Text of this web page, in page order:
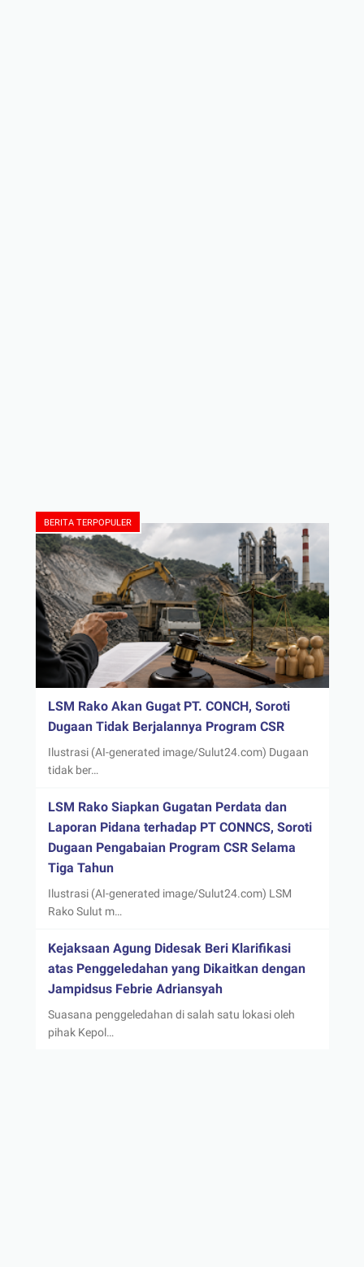
BERITA TERPOPULER
LSM Rako Akan Gugat PT. CONCH, Soroti
Dugaan Tidak Berjalannya Program CSR
Ilustrasi (AI-generated image/Sulut24.com) Dugaan
tidak ber…
LSM Rako Siapkan Gugatan Perdata dan
Laporan Pidana terhadap PT CONNCS, Soroti
Dugaan Pengabaian Program CSR Selama
Tiga Tahun
Ilustrasi (AI-generated image/Sulut24.com) LSM
Rako Sulut m…
Kejaksaan Agung Didesak Beri Klarifikasi
atas Penggeledahan yang Dikaitkan dengan
Jampidsus Febrie Adriansyah
Suasana penggeledahan di salah satu lokasi oleh
pihak Kepol…